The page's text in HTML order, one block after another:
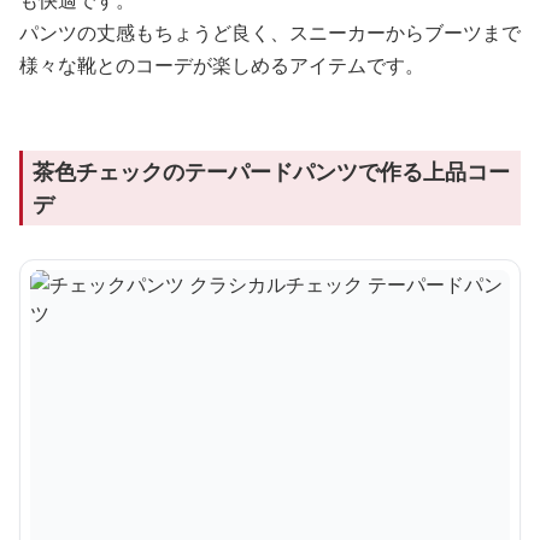
パンツの丈感もちょうど良く、スニーカーからブーツまで
様々な靴とのコーデが楽しめるアイテムです。
茶色チェックのテーパードパンツで作る上品コー
デ